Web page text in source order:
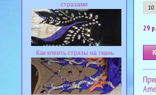
29 р.
стразами
Как клеить стразы на ткань